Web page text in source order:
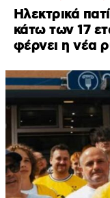
Ηλεκτρικά
κάτω των 17
φέρνει η νέα